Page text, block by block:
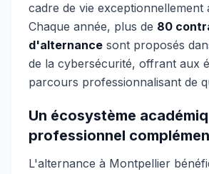
cadre de vie exceptionnellement
Chaque année, plus de 80
d'alternance sont proposés
de la cybersécurité, offrant aux
parcours professionnalisant de
Un écosystème
professionnel
L'alternance à Montpellier